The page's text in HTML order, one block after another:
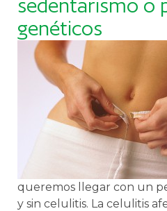
sedentarismo o
genéticos
queremos llegar con un
y sin celulitis. La celulitis